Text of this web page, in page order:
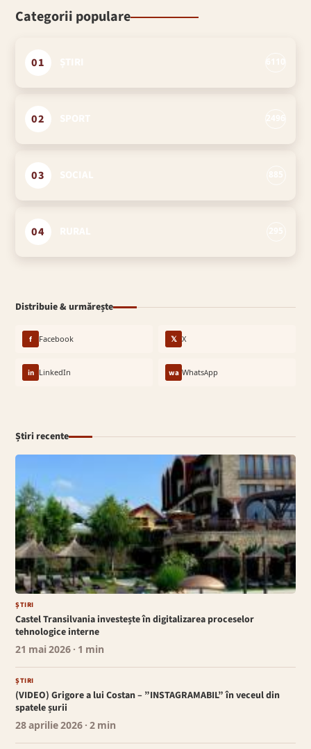
Categorii populare
01
02
03
04
Distribuie & urmărește
f Facebook 𝕏 X
in LinkedIn wa WhatsApp
Știri recente
ȘTIRI
Castel Transilvania investește în digitalizarea proceselor
tehnologice interne
21 mai 2026 · 1 min
ȘTIRI
(VIDEO) Grigore a lui Costan – ”INSTAGRAMABIL” în veceul din
spatele șurii
28 aprilie 2026 · 2 min